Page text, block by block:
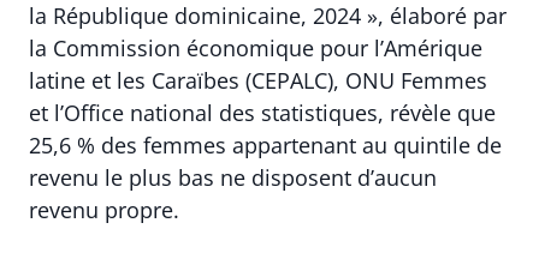
la République dominicaine, 2024 », élaboré par
la Commission économique pour l’Amérique
latine et les Caraïbes (CEPALC), ONU Femmes
et l’Office national des statistiques, révèle que
25,6 % des femmes appartenant au quintile de
revenu le plus bas ne disposent d’aucun
revenu propre.